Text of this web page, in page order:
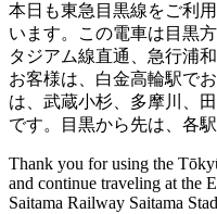
本日も東急目黒線をご利
います。この電車は目黒
タジアム線直通、急行浦
お客様は、白金高輪駅で
は、武蔵小杉、多摩川、
です。目黒から先は、各
Thank you for using the
and continue traveling at the
Saitama Railway Saitama